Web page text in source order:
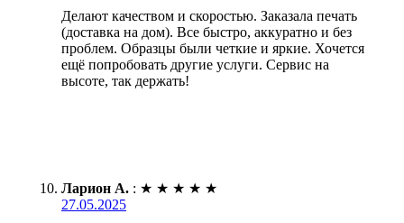
Делают качеством и скоростью. Заказала печать
(доставка на дом). Все быстро, аккуратно и без
проблем. Образцы были четкие и яркие. Хочется
ещё попробовать другие услуги. Сервис на
высоте, так держать!
Ларион А. : ★ ★ ★ ★ ★
27.05.2025